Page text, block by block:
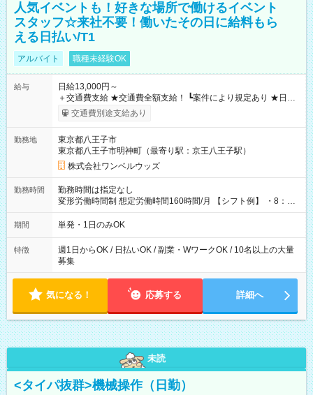
人気イベントも！好きな場所で働けるイベント
スタッフ☆来社不要！働いたその日に給料もら
える日払い/T1
アルバイト 職種未経験OK
給与
日給13,000円～
＋交通費支給 ★交通費全額支給！ ┗案件により規定あり ★日払
いOK！（規定あり） ┗働いたその日に現金GET♪ お仕事後はコ
ンビニATMから 日払い分を引き落とせます！ 【試用期間】試
交通費別途支給あり
勤務地
東京都八王子市
東京都八王子市明神町（最寄り駅：京王八王子駅）
株式会社ワンベルウッズ
勤務時間
勤務時間は指定なし
変形労働時間制 想定労働時間160時間/月 【シフト例】 ・8：00
～21：00
期間 単発・1日のみOK
特徴
週1日からOK / 日払いOK / 副業・WワークOK / 10名以上の大量
募集
気になる！ 応募する 詳細へ
未読
<タイパ抜群>機械操作（日勤）